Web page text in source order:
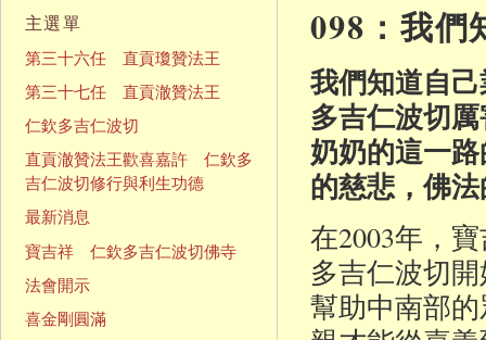
098：我們
我們知道自
多吉仁波切
奶奶的這一
的慈悲，佛
在2003年，
多吉仁波切
幫助中南部
主選單
第三十六任 直貢瓊贊法王
第三十七任 直貢澈贊法王
仁欽多吉仁波切
直貢澈贊法王歡喜嘉許 仁欽多
吉仁波切修行與利生功德
最新消息
寶吉祥 仁欽多吉仁波切佛寺
法會開示
喜金剛圓滿